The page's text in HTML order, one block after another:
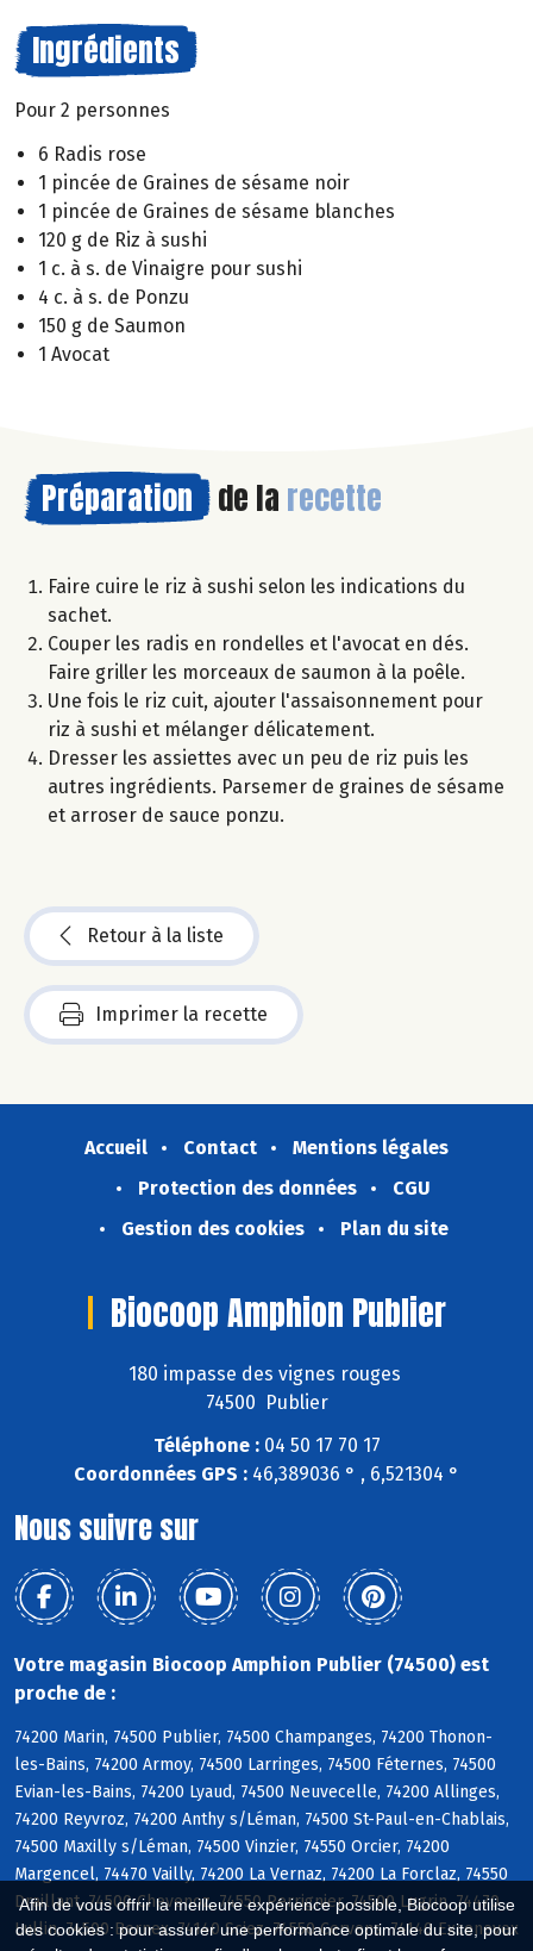
Afin de vous offrir la meilleure expérience possible, Biocoop utilise
des cookies : pour assurer une performance optimale du site, pour
Ingrédients
Pour 2 personnes
6 Radis rose
1 pincée de Graines de sésame noir
1 pincée de Graines de sésame blanches
120 g de Riz à sushi
1 c. à s. de Vinaigre pour sushi
4 c. à s. de Ponzu
150 g de Saumon
1 Avocat
Préparation de la recette
Faire cuire le riz à sushi selon les indications du
sachet.
Couper les radis en rondelles et l'avocat en dés.
Faire griller les morceaux de saumon à la poêle.
Une fois le riz cuit, ajouter l'assaisonnement pour
riz à sushi et mélanger délicatement.
Dresser les assiettes avec un peu de riz puis les
autres ingrédients. Parsemer de graines de sésame
et arroser de sauce ponzu.
Retour à la liste
Imprimer la recette
Accueil Contact
Mentions légales
Protection des données
CGU
Gestion des cookies
Plan du site
Biocoop Amphion Publier
180 impasse des vignes rouges
74500 Publier
Téléphone :04 50 17 70 17
Coordonnées GPS : 46,389036 ° , 6,521304 °
Nous suivre sur
Votre magasin Biocoop Amphion Publier (74500) est
proche de :
74200 Marin, 74500 Publier, 74500 Champanges, 74200 Thonon-
les-Bains, 74200 Armoy, 74500 Larringes, 74500 Féternes, 74500
Evian-les-Bains, 74200 Lyaud, 74500 Neuvecelle, 74200 Allinges,
74200 Reyvroz, 74200 Anthy s/Léman, 74500 St-Paul-en-Chablais,
74500 Maxilly s/Léman, 74500 Vinzier, 74550 Orcier, 74200
Margencel, 74470 Vailly, 74200 La Vernaz, 74200 La Forclaz, 74550
Draillant, 74500 Chevenoz, 74550 Perrignier, 74500 Lugrin, 74470
Lullin, 74500 Bernex, 74140 Sciez, 74550 Cervens, 74140 Excenevex